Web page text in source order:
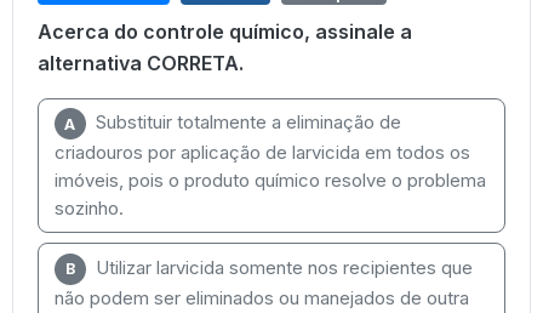
Acerca do controle químico, assinale a
alternativa CORRETA.
A
Substituir totalmente a eliminação de
criadouros por aplicação de larvicida em todos os
imóveis, pois o produto químico resolve o problema
sozinho.
B
Utilizar larvicida somente nos recipientes que
não podem ser eliminados ou manejados de outra